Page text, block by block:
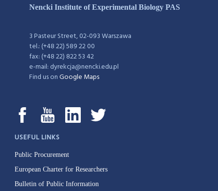
Nencki Institute of Experimental Biology PAS
3 Pasteur Street, 02-093 Warszawa
tel.: (+48 22) 589 22 00
fax: (+48 22) 822 53 42
e-mail: dyrekcja@nencki.edu.pl
Find us onGoogle Maps
USEFUL LINKS
Public Procurement
European Charter for Researchers
Bulletin of Public Information